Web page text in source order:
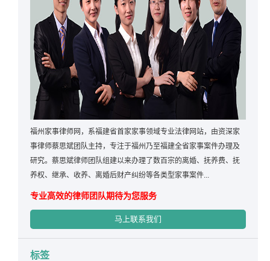
福州家事律师网，系福建省首家家事领域专业法律网站，由资深家
事律师蔡思斌团队主持，专注于福州乃至福建全省家事案件办理及
研究。蔡思斌律师团队组建以来办理了数百宗的离婚、抚养费、抚
养权、继承、收养、离婚后财产纠纷等各类型家事案件...
专业高效的律师团队期待为您服务
马上联系我们
标签